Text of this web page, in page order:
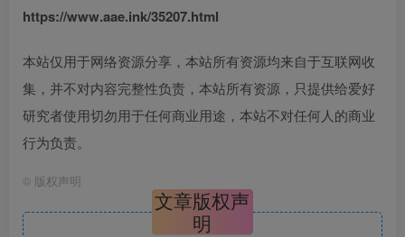
https://www.aae.ink/35207.html
本站仅用于网络资源分享，本站所有资源均来自于互联网收
集，并不对内容完整性负责，本站所有资源，只提供给爱好
研究者使用切勿用于任何商业用途，本站不对任何人的商业
行为负责。
© 版权声明
文章版权声
明